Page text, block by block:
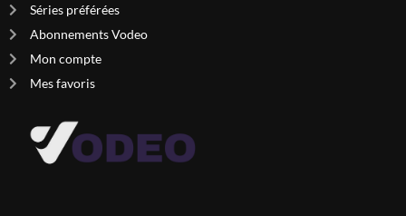
Séries préférées
Abonnements Vodeo
Mon compte
Mes favoris